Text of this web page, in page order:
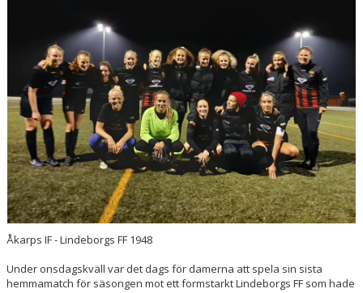
Åkarps IF - Lindeborgs FF 1948
Under onsdagskväll var det dags för damerna att spela sin sista
hemmamatch för säsongen mot ett formstarkt Lindeborgs FF som hade